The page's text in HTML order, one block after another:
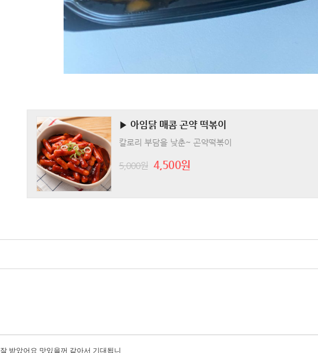
▶ 아임닭 매콤 곤약 떡볶이
칼로리 부담을 낮춘~ 곤약떡볶이
5,000원 4,500원
잘 받았어요 맛있을꺼 같아서 기대됩니